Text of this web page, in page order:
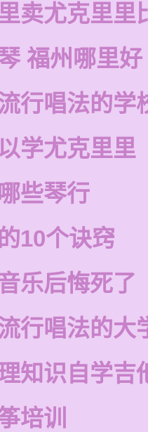
卖尤克里里
福州哪里好
行唱法的学
学尤克里里
些琴行
10个诀窍
乐后悔死了
行唱法的大
知识自学吉
培训